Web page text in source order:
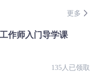
更多
作师入门导学课
135人已领取